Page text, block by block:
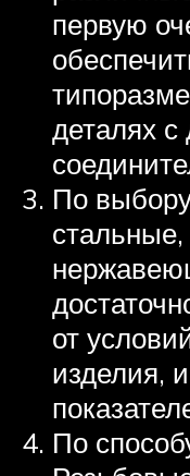
первую
деталях
По
от
изделия,
По